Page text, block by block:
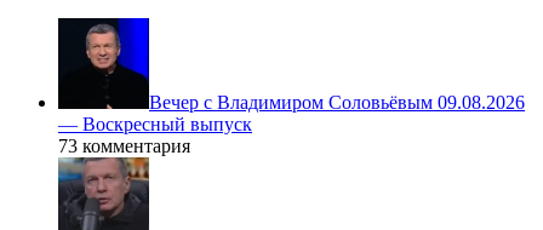
Вечер с Владимиром Соловьёвым 09.08.2026
— Воскресный выпуск
73 комментария